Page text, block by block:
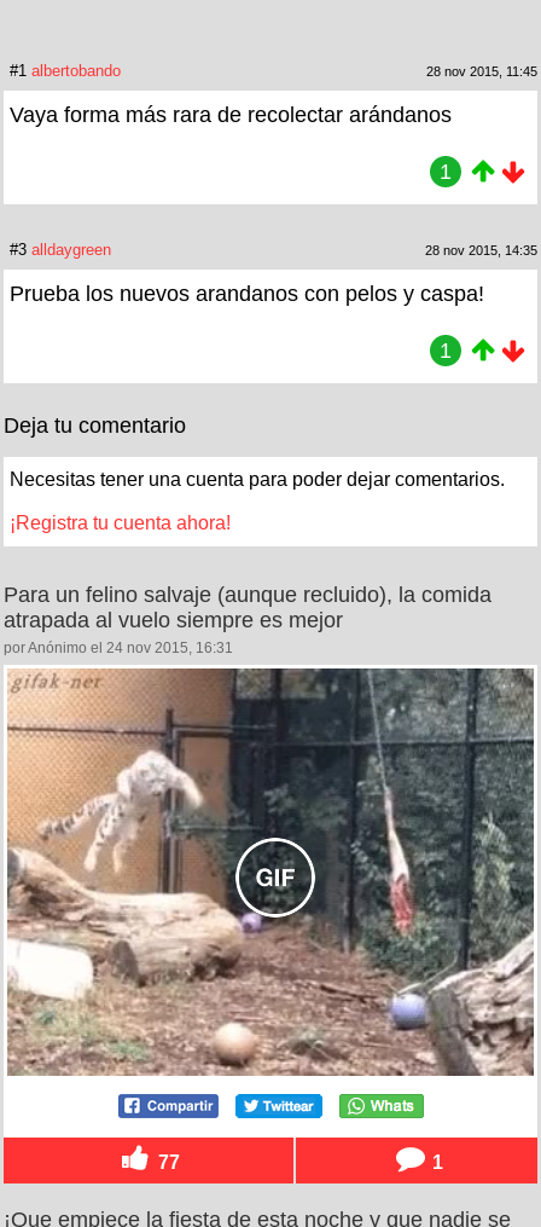
#1 albertobando 28 nov 2015, 11:45
Vaya forma más rara de recolectar arándanos
1
#3 alldaygreen 28 nov 2015, 14:35
Prueba los nuevos arandanos con pelos y caspa!
1
Deja tu comentario
Necesitas tener una cuenta para poder dejar comentarios.
¡Registra tu cuenta ahora!
Para un felino salvaje (aunque recluido), la comida
atrapada al vuelo siempre es mejor
por Anónimo el 24 nov 2015, 16:31
77 1
¡Que empiece la fiesta de esta noche y que nadie se